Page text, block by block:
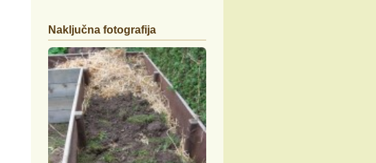
Naključna fotografija